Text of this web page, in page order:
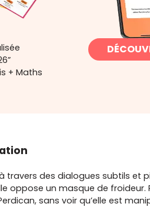
+ Maths
travers des dialogues subtils et
oppose un masque de
sans voir qu’elle est